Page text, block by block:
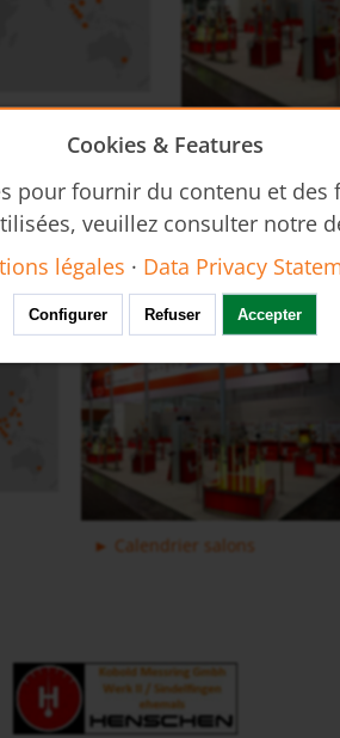
Régulateur de débit REG
Débitmètre massique thermique
Calendrier salons
Calendrier salons
Cookies & Features
pour fournir du contenu et
veuillez consulter notre
légales · Data Privacy
Configurer Refuser Accepter